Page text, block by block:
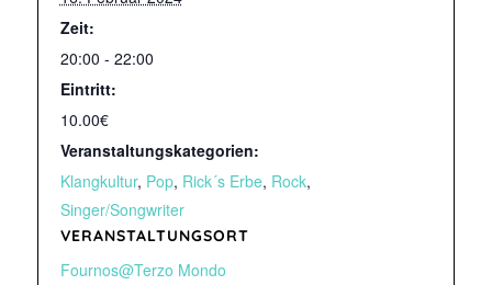
Zeit:
20:00 - 22:00
Eintritt:
10.00€
Veranstaltungskategorien:
Klangkultur, Pop, Rick´s Erbe, Rock,
Singer/Songwriter
VERANSTALTUNGSORT
Fournos@Terzo Mondo